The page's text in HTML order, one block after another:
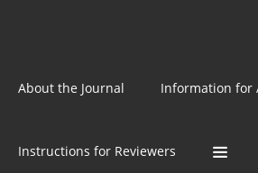
About the Journal Information for
Instructions for Reviewers